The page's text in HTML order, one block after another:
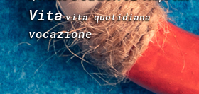
Vita vita quotidiana
vocazione